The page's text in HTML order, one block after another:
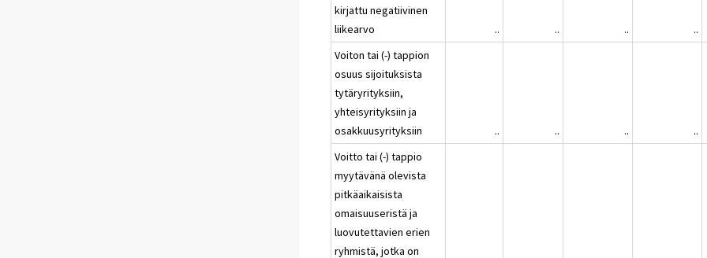
kirjattu negatiivinen
liikearvo
.. .. .. ..
Voiton tai (-) tappion
osuus sijoituksista
tytäryrityksiin,
yhteisyrityksiin ja
osakkuusyrityksiin
.. .. .. ..
Voitto tai (-) tappio
myytävänä olevista
pitkäaikaisista
omaisuuseristä ja
luovutettavien erien
ryhmistä, jotka on